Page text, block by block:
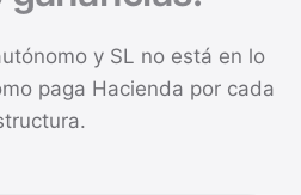
y SL no está en lo
paga Hacienda por cada